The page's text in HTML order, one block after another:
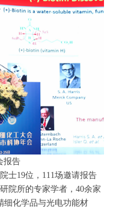
报告
士19位，111场邀请报告
院所的专家学者，40余家
细化学品与光电功能材